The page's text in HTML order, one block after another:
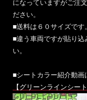
になっていますがご注
ださい。
■送料は６０サイズです
■違う車両ですが貼り込
い。
■シートカラー紹介動画
【グリーンラインシート